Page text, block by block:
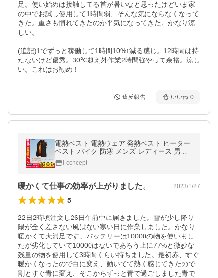
足。使い始めは接触してる首が暑いなと思ったけどいま家
の中でお試し使用して1時間弱、そんな気にならなくなって
きた。重さも慣れてきたのか平気になってきた。かなり涼
しい。
(追記)1でずっと稼働して1時間10%↑減る感じ。12時間は持
たないけど優秀。30℃超え外作業2時間強やって余裕。涼し
い。これはお勧め！
違反報告 いいね 0
電熱ベスト 電熱ウェア 発熱ベスト ヒーター
ベスト バイク 防寒 メンズ レディース 男女
兼用 充電式 バッテリー 給電 3段階調温 アウ
トドア 登山 水洗い セール
i-concept
暖かくて仕事の効率が上がりました。 2023/1/27
5
22日2時頃注文し26日午前中に届きました。雪が少し降り
陽が全く差さない風はない寒い日に作業しました。かなり
暖かくて大満足です。バッテリーは10000の物を使いまし
たが劣化していて10000はないであろう上に77%と微妙な
残量の物を使用して3時間くらい持ちました。最初赤、すぐ
暖かくなったので白に変え、動いてて熱く感じてきたので
割とすぐ青に変え、そこからずっと青で過ごしました青で